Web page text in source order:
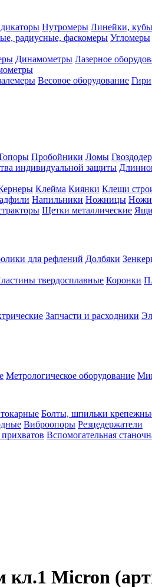
Нутромеры Линейки, кубы
радиусные, фаскомеры Угломеры
Динамометры Лазерное
Весовое оборудование Гири
Пробойники Ломы
индивидуальной защиты
Клейма Киянки Клещи
Напильники Ножницы Ножи
Щетки металлические
для рефлений Долбяки
твердосплавные Коронки
Запчасти и расходники
Метрологическое оборудование
Болты, шпильки
Виброопоры Резцедержатели
Вспомогательная
Micron